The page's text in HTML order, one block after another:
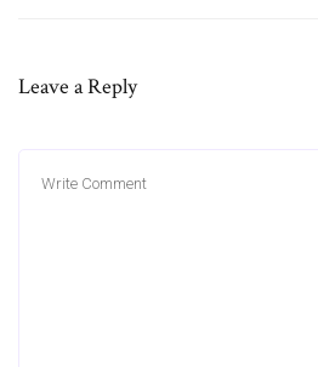
Leave a Reply